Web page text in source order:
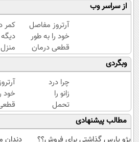
از سراسر وب
آرتروز مفاصل
خود را به طور
قطعی درمان
کنید!
◗پرسش‌نامه◖
کمر
کن
وبگردی
چرا درد
زانو را
تحمل
می‌کنی؟
خیلی
ساده
خود
کنید!
مطالب پیشنهادی
پژو پارس گذاشتی برای فروش؟؟
دندان